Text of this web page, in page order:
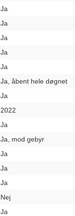
Ja
Ja
Ja
Ja
Ja
Ja, åbent hele døgnet
Ja
2022
Ja
Ja, mod gebyr
Ja
Ja
Ja
Nej
Ja